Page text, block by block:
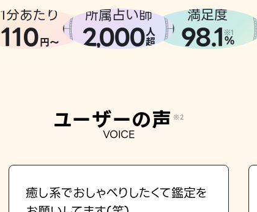
1分あたり
110円〜
所属占い師
2,000人
超
満足度
98.1 ※1
%
ユーザーの声 ※2
VOICE
癒し系でおしゃべりしたくて鑑定を